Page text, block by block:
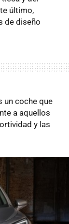
último,
de diseño
un coche que
a aquellos
y las